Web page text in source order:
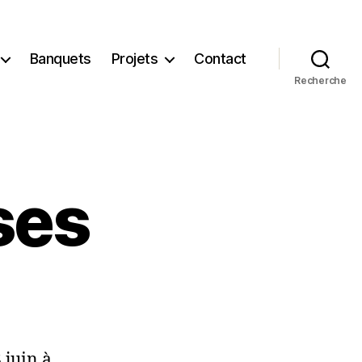
Banquets Projets Contact
Recherche